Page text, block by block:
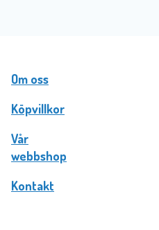
Om oss
Köpvillkor
Vår
webbshop
Kontakt